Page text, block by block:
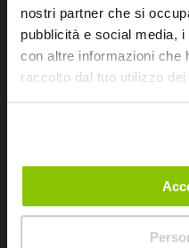
nostri partner che si
pubblicità e social media,
con altre informazioni che
raccolto dal tuo utilizzo
Segui